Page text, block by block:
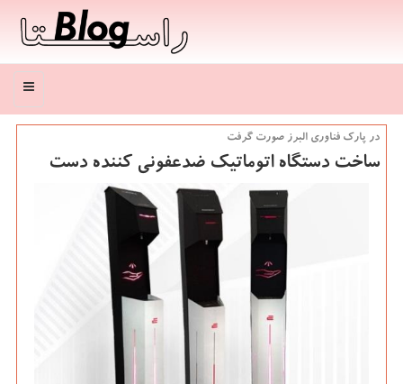
منو
در پارك فناوری البرز صورت گرفت
ساخت دستگاه اتوماتیك ضدعفونی كننده دست